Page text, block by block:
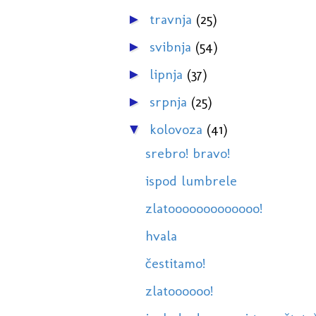
► travnja (25)
► svibnja (54)
► lipnja (37)
► srpnja (25)
▼ kolovoza (41)
srebro! bravo!
ispod lumbrele
zlatooooooooooooo!
hvala
čestitamo!
zlatoooooo!